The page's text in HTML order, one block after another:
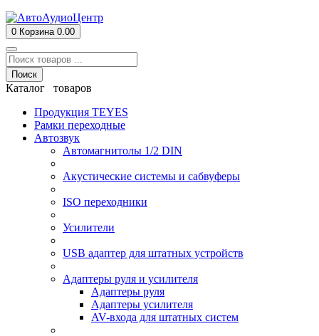
0 Корзина 0.00
Поиск
Каталог товаров
Продукция TEYES
Рамки переходные
Автозвук
Автомагнитолы 1/2 DIN
Акустические системы и сабвуферы
ISO переходники
Усилители
USB адаптер для штатных устройств
Адаптеры руля и усилителя
Адаптеры руля
Адаптеры усилителя
AV-входа для штатных систем